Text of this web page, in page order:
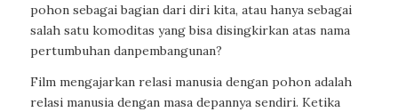
pohon sebagai bagian dari diri kita, atau hanya sebagai
salah satu komoditas yangbisa disingkirkan atas nama
pertumbuhan danpembangunan?
Film mengajarkan relasi manusia dengan pohon adalah
relasi manusia denganmasa depannya sendiri. Ketika